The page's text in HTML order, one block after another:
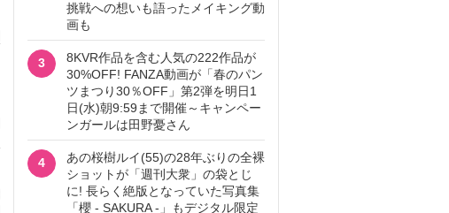
挑戦への想いも語ったメイキング動
画も
3
8KVR作品を含む人気の222作品が
30%OFF! FANZA動画が「春のパン
ツまつり30％OFF」第2弾を明日1
日(水)朝9:59まで開催～キャンペー
ンガールは田野憂さん
4
あの桜樹ルイ(55)の28年ぶりの全裸
ショットが「週刊大衆」の袋とじ
に! 長らく絶版となっていた写真集
「櫻 - SAKURA -」もデジタル限定